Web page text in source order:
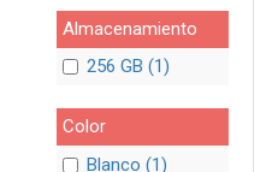
Almacenamiento
256 GB (1)
Color
Blanco (1)